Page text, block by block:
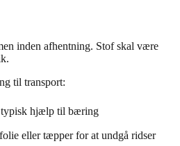
inden afhentning. Stof skal være
til transport:
typisk hjælp til bæring
eller tæpper for at undgå ridser